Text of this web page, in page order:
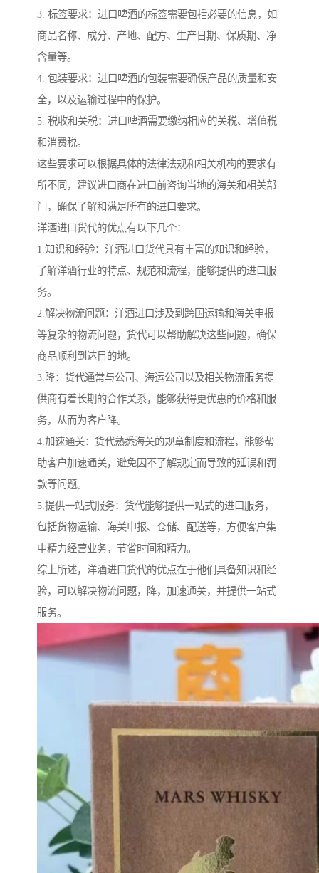
3. 标签要求：进口啤酒的标签需要包括必要的信息，如
商品名称、成分、产地、配方、生产日期、保质期、净
含量等。
4. 包装要求：进口啤酒的包装需要确保产品的质量和安
全，以及运输过程中的保护。
5. 税收和关税：进口啤酒需要缴纳相应的关税、增值税
和消费税。
这些要求可以根据具体的法律法规和相关机构的要求有
所不同，建议进口商在进口前咨询当地的海关和相关部
门，确保了解和满足所有的进口要求。
洋酒进口货代的优点有以下几个：
1.知识和经验：洋酒进口货代具有丰富的知识和经验，
了解洋酒行业的特点、规范和流程，能够提供的进口服
务。
2.解决物流问题：洋酒进口涉及到跨国运输和海关申报
等复杂的物流问题，货代可以帮助解决这些问题，确保
商品顺利到达目的地。
3.降：货代通常与公司、海运公司以及相关物流服务提
供商有着长期的合作关系，能够获得更优惠的价格和服
务，从而为客户降。
4.加速通关：货代熟悉海关的规章制度和流程，能够帮
助客户加速通关，避免因不了解规定而导致的延误和罚
款等问题。
5.提供一站式服务：货代能够提供一站式的进口服务，
包括货物运输、海关申报、仓储、配送等，方便客户集
中精力经营业务，节省时间和精力。
综上所述，洋酒进口货代的优点在于他们具备知识和经
验，可以解决物流问题，降，加速通关，并提供一站式
服务。